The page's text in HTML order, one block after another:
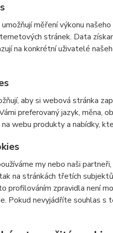
měření výkonu
stránek. Data
na konkrétní uživatelé
aby si webová stránka
preferovaný jazyk,
webu produkty a nabídky,
my nebo naši
na stránkách třetích
profilováním zpravidla není
Pokud nevyjádříte souhlas s